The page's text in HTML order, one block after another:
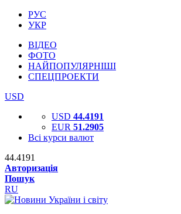
РУС
УКР
ВІДЕО
ФОТО
НАЙПОПУЛЯРНІШІ
СПЕЦПРОЕКТИ
USD
USD 44.4191
EUR 51.2905
Всі курси валют
44.4191
Авторизація
Пошук
RU